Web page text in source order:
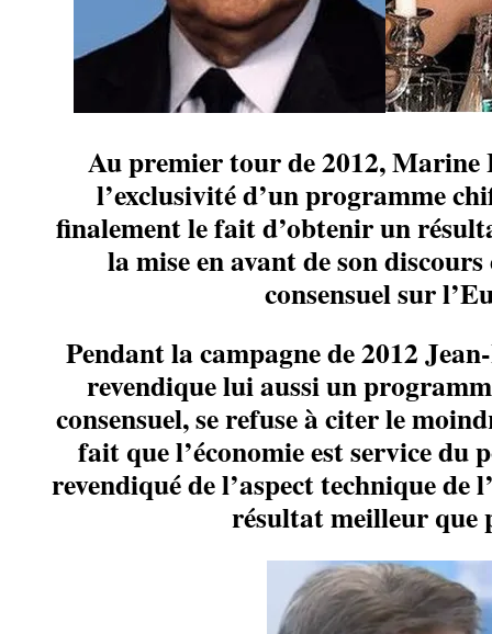
Au premier tour de 2012, Marine
l’exclusivité d’un programme
finalement le fait d’obtenir un
la mise en avant de son
consensuel sur
Pendant la campagne de 2012
revendique lui aussi un
consensuel, se refuse à citer le
fait que l’économie est service du
revendiqué de l’aspect technique de
résultat meilleur que